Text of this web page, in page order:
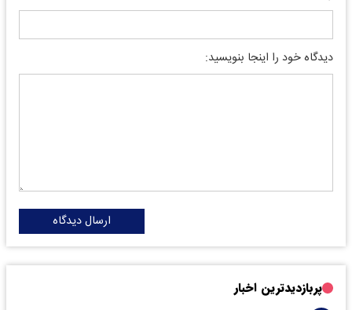
دیدگاه خود را اینجا بنویسید:
ارسال دیدگاه
پربازدیدترین اخبار